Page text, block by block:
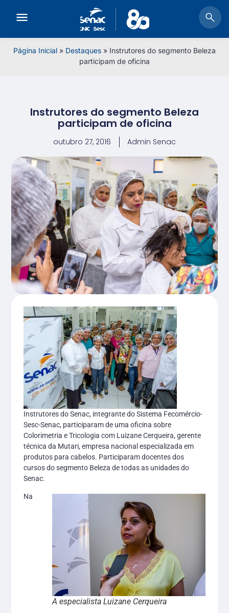
Página Inicial » Destaques » Instrutores do segmento Beleza
participam de oficina
Instrutores do segmento Beleza
participam de oficina
outubro 27, 2016 Admin Senac
Instrutores do Senac, integrante do Sistema Fecomércio-
Sesc-Senac, participaram de uma oficina sobre
Colorimetria e Tricologia com Luizane Cerqueira, gerente
técnica da Mutari, empresa nacional especializada em
produtos para cabelos. Participaram docentes dos
cursos do segmento Beleza de todas as unidades do
Senac.
A especialista Luizane Cerqueira
Na